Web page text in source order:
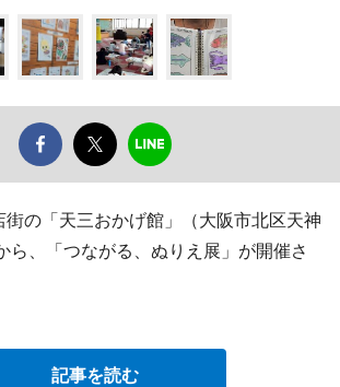
街の「天三おかげ館」（大阪市北区天神
ら、「つながる、ぬりえ展」が開催さ
記事を読む